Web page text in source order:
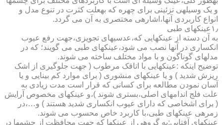
و یک وسیله­ی تزئینی برای چهره که به­علت کثرت در تنوع مدل و
انواع کاربردی آنها،اشاره­ی مختصری به آن می گردد.
۱٫عینکهای طبی
به آن دسته از عینکهایی که،عدسیهای تجویزی،جهت رفع عیوب
انکساری در آنها نصب می شود،عینکهای طبی می گویند؛ که در
مدلهای گوناگون و با مواد مختلف ساخته می شوند.
توضیح اینکه :عینکهایی با اتاقک مرطوب ( جهت جلوگیری از اشک
ریزش شدید ) و یا عینکهای منشوری ( برای موارد کم بینایی و یا
آسان نمودن مطالعه برای کسانی که قرار است مدت زیادی به
علت فلج اندامهای اصلی،بستری شوند )،و عینکهای مخصوص آرایش
( برای اشخاصی که دارای عیوب انکساری شدید هستند ) و…،در
زمره­ی عینکهای طبی،با کاربرد خاص محسوب می شوند.
عینکهای آفتابی:به گروهی از عینکها که جهت محافظت از چشمها در